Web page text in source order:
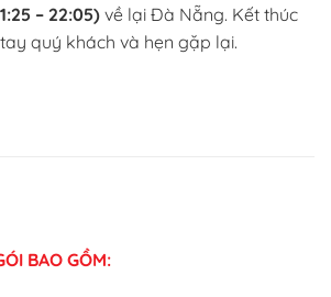
– 22:05)về lại Đà Nẵng. Kết thúc
quý khách và hẹn gặp lại.
BAO GỒM: